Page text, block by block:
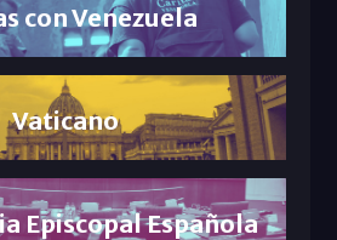
con Venezuela
Vaticano
Episcopal Española